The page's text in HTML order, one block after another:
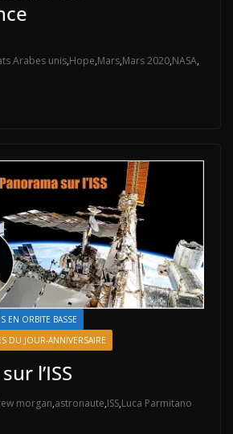
Arabes unis,Hope,Mars,Mars 2020,NASA,
EN ORBITE BASSE
DU JOUR-ANNIVERSAIRE
l’ISS
morgan,astronaute,ISS,Luca Parmitano